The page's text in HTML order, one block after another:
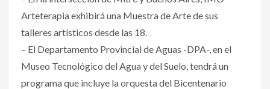
Arteterapia exhibirá una Muestra de Arte de sus
talleres artísticos desde las 18.
– El Departamento Provincial de Aguas -DPA-, en el
Museo Tecnológico del Agua y del Suelo, tendrá un
programa que incluye la orquesta del Bicentenario